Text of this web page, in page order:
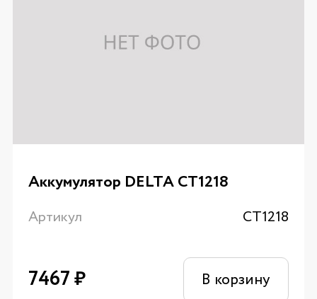
Аккумулятор DELTA CT1218
Артикул CT1218
7467₽ В корзину